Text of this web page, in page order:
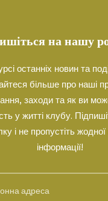
на нашу
останніх новин та
більше про наші
заходи та як ви
у житті клубу.
і не пропустіть
інформації!